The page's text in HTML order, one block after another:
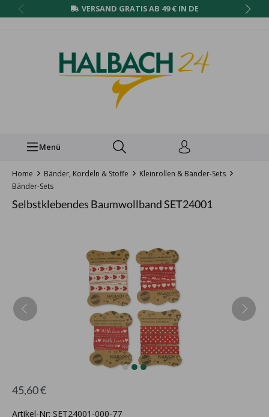
VERSAND GRATIS AB 49 € IN DE
Menü
Home Bänder, Kordeln & Stoffe
Kleinrollen & Bänder-Sets
Bänder-Sets
Selbstklebendes Baumwollband SET24001
45,60 €
Artikel-Nr: SET24001-000-77